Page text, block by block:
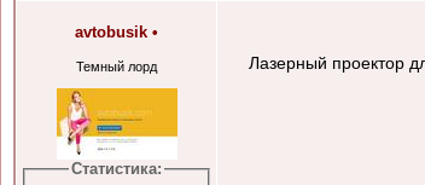
avtobusik •
Темный лорд
Статистика:
Лазерный проектор